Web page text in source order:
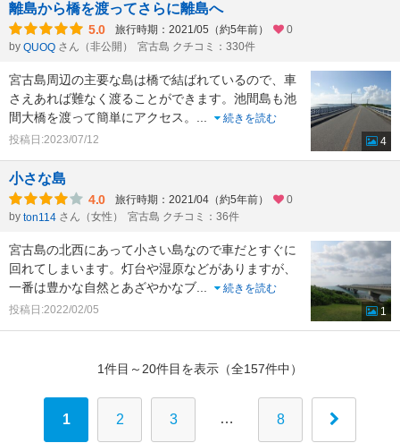
離島から橋を渡ってさらに離島へ
5.0 旅行時期：2021/05（約5年前）
0
by QUOQ さん（非公開） 宮古島 クチコミ：330件
宮古島周辺の主要な島は橋で結ばれているので、車
さえあれば難なく渡ることができます。池間島も池
間大橋を渡って簡単にアクセス。
続きを読む
投稿日:2023/07/12
4
小さな島
4.0 旅行時期：2021/04（約5年前）
0
by ton114 さん（女性） 宮古島 クチコミ：36件
宮古島の北西にあって小さい島なので車だとすぐに
回れてしまいます。灯台や湿原などがありますが、
一番は豊かな自然とあざやかなブ
続きを読む
投稿日:2022/02/05
1
1件目～20件目を表示（全157件中）
1 2 3 … 8